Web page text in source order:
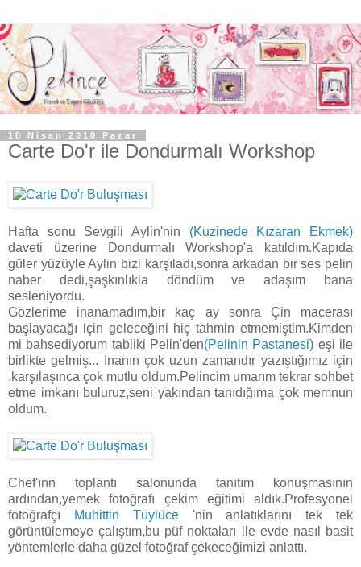
18 Nisan 2010 Pazar
Carte Do'r ile Dondurmalı Workshop
Hafta sonu Sevgili Aylin'nin (Kuzinede Kızaran Ekmek)
daveti üzerine Dondurmalı Workshop'a katıldım.Kapıda
güler yüzüyle Aylin bizi karşıladı,sonra arkadan bir ses pelin
naber dedi,şaşkınlıkla döndüm ve adaşım bana
sesleniyordu.
Gözlerime inanamadım,bir kaç ay sonra Çin macerası
başlayacağı için geleceğini hiç tahmin etmemiştim.Kimden
mi bahsediyorum tabiiki Pelin'den(Pelinin Pastanesi) eşi ile
birlikte gelmiş... İnanın çok uzun zamandır yazıştığımız için
,karşılaşınca çok mutlu oldum.Pelincim umarım tekrar sohbet
etme imkanı buluruz,seni yakından tanıdığıma çok memnun
oldum.
Chef'ınn toplantı salonunda tanıtım konuşmasının
ardından,yemek fotoğrafı çekim eğitimi aldık.Profesyonel
fotoğrafçı
Muhittin Tüylüce 'nin anlatıklarını tek tek
görüntülemeye çalıştım,bu püf noktaları ile evde nasıl basit
yöntemlerle daha güzel fotoğraf çekeceğimizi anlattı.